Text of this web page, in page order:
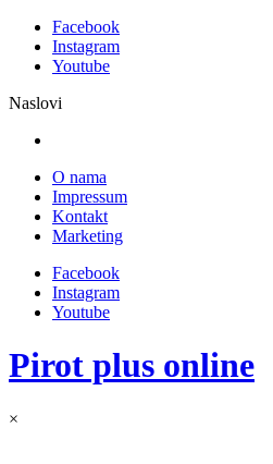
Facebook
Instagram
Youtube
Naslovi
O nama
Impressum
Kontakt
Marketing
Facebook
Instagram
Youtube
Pirot plus online
×